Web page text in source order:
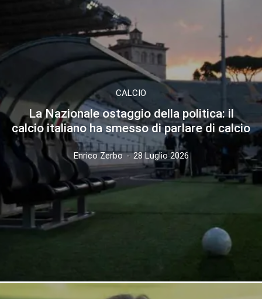
CALCIO
La Nazionale ostaggio della politica: il
calcio italiano ha smesso di parlare di calcio
Enrico Zerbo - 28 Luglio 2026